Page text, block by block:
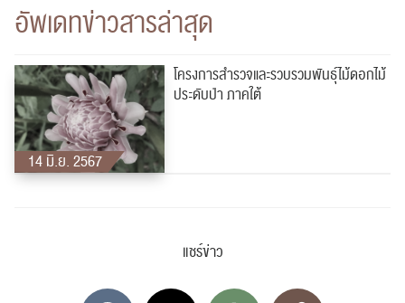
อัพเดทข่าวสารล่าสุด
14 มิ.ย. 2567
โครงการสำรวจและรวบรวมพันธุ์ไม้ดอกไม้
ประดับป่า ภาคใต้
แชร์ข่าว